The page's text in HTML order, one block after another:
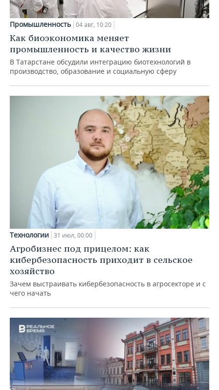
Промышленность 04 авг, 10:20
Как биоэкономика меняет
промышленность и качество жизни
В Татарстане обсудили интеграцию биотехнологий в
производство, образование и социальную сферу
Технологии 31 июл, 00:00
Агробизнес под прицелом: как
кибербезопасность приходит в сельское
хозяйство
Зачем выстраивать кибербезопасность в агросекторе и с
чего начать